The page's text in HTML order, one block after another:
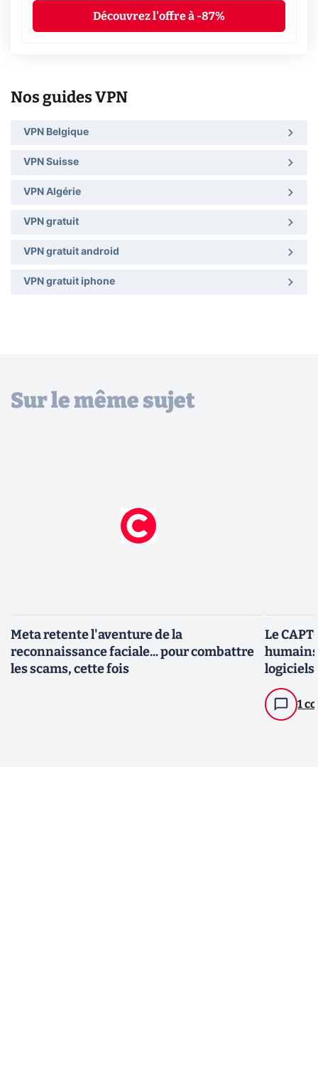
Découvrez l'offre à -87%
Nos guides VPN
VPN Belgique
VPN Suisse
VPN Algérie
VPN gratuit
VPN gratuit android
VPN gratuit iphone
Sur le même sujet
Meta retente l'aventure de la
reconnaissance faciale... pour combattre
les scams, cette fois
Le
logiciels
1